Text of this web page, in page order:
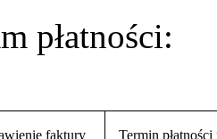
płatności:
faktury Termin